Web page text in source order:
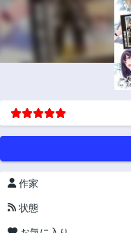
作家
状態